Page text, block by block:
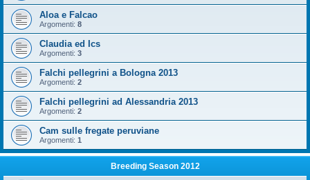
Aloa e Falcao
Argomenti: 8
Claudia ed Ics
Argomenti: 3
Falchi pellegrini a Bologna 2013
Argomenti: 2
Falchi pellegrini ad Alessandria 2013
Argomenti: 2
Cam sulle fregate peruviane
Argomenti: 1
Breeding Season 2012